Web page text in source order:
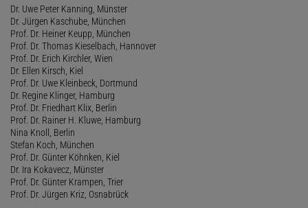
Dr. Uwe Peter Kanning, Münster
Dr. Jürgen Kaschube, München
Prof. Dr. Heiner Keupp, München
Prof. Dr. Thomas Kieselbach, Hannover
Prof. Dr. Erich Kirchler, Wien
Dr. Ellen Kirsch, Kiel
Prof. Dr. Uwe Kleinbeck, Dortmund
Dr. Regine Klinger, Hamburg
Prof. Dr. Friedhart Klix, Berlin
Prof. Dr. Rainer H. Kluwe, Hamburg
Nina Knoll, Berlin
Stefan Koch, München
Prof. Dr. Günter Köhnken, Kiel
Dr. Ira Kokavecz, Münster
Prof. Dr. Günter Krampen, Trier
Prof. Dr. Jürgen Kriz, Osnabrück